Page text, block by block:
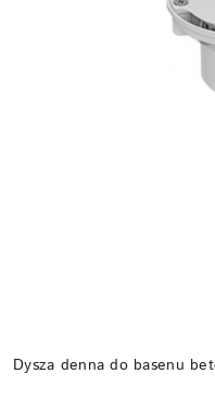
Dysza denna do basenu